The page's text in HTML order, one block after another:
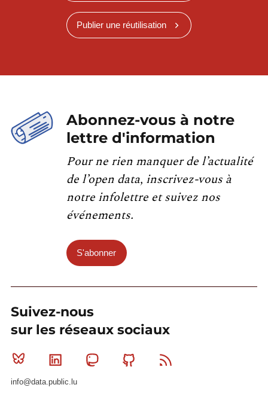
Publier une réutilisation
Abonnez-vous à notre
lettre d'information
Pour ne rien manquer de l’actualité
de l’open data, inscrivez-vous à
notre infolettre et suivez nos
événements.
S'abonner
Suivez-nous
sur les réseaux sociaux
Bluesky Linkedin MastodonGithub
info@data.public.lu